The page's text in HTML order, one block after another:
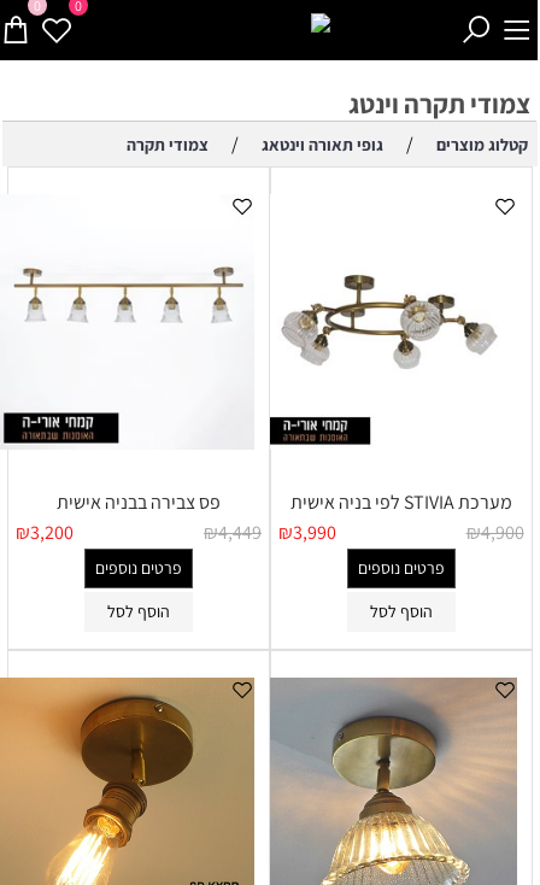
0 0
צמודי תקרה וינטג
קטלוג מוצרים / גופי תאורה וינטאג / צמודי תקרה
מערכת STIVIA לפי בניה אישית
₪4,900
₪3,990
פרטים נוספים
הוסף לסל
פס צבירה בבניה אישית
₪4,449
₪3,200
פרטים נוספים
הוסף לסל